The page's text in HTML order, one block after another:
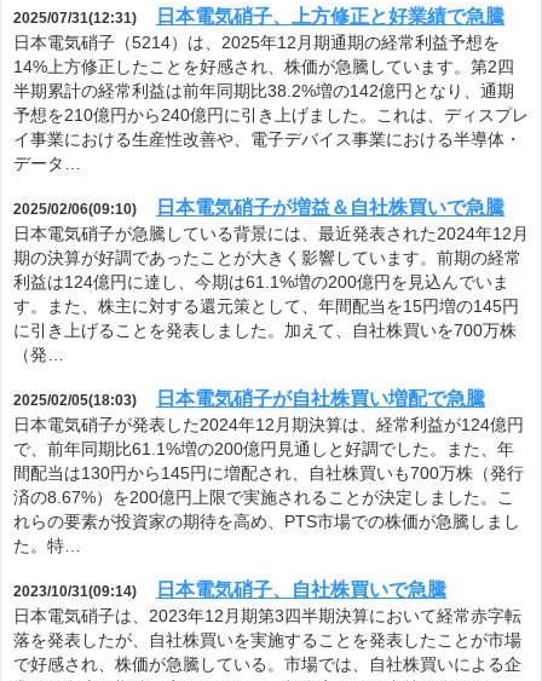
2025/07/31(12:31) 日本電気硝子、上方修正と好業績で急騰
日本電気硝子（5214）は、2025年12月期通期の経常利益予想を
14%上方修正したことを好感され、株価が急騰しています。第2四
半期累計の経常利益は前年同期比38.2%増の142億円となり、通期
予想を210億円から240億円に引き上げました。これは、ディスプレ
イ事業における生産性改善や、電子デバイス事業における半導体・
データ…
2025/02/06(09:10) 日本電気硝子が増益＆自社株買いで急騰
日本電気硝子が急騰している背景には、最近発表された2024年12月
期の決算が好調であったことが大きく影響しています。前期の経常
利益は124億円に達し、今期は61.1%増の200億円を見込んでいま
す。また、株主に対する還元策として、年間配当を15円増の145円
に引き上げることを発表しました。加えて、自社株買いを700万株
（発…
2025/02/05(18:03) 日本電気硝子が自社株買い増配で急騰
日本電気硝子が発表した2024年12月期決算は、経常利益が124億円
で、前年同期比61.1%増の200億円見通しと好調でした。また、年
間配当は130円から145円に増配され、自社株買いも700万株（発行
済の8.67%）を200億円上限で実施されることが決定しました。こ
れらの要素が投資家の期待を高め、PTS市場での株価が急騰しまし
た。特…
2023/10/31(09:14) 日本電気硝子、自社株買いで急騰
日本電気硝子は、2023年12月期第3四半期決算において経常赤字転
落を発表したが、自社株買いを実施することを発表したことが市場
で好感され、株価が急騰している。市場では、自社株買いによる企